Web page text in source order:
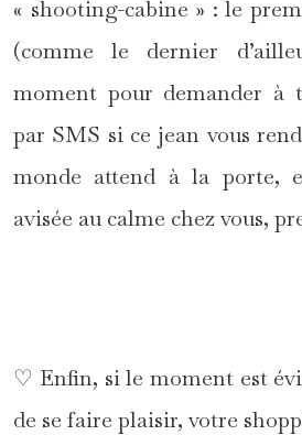
« shooting-cabine » : le
(comme le dernier
moment pour demander à
par SMS si ce jean vous
monde attend à la porte,
avisée au calme chez vous,
♡ Enfin, si le moment est
de se faire plaisir, votre